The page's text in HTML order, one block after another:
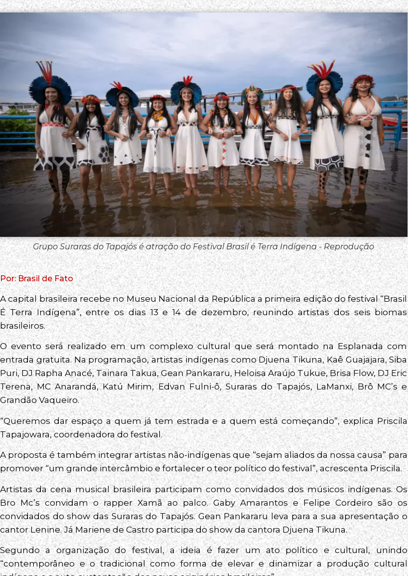
Grupo Suraras do Tapajós é atração do Festival Brasil é Terra Indígena - Reprodução
Por: Brasil de Fato
A capital brasileira recebe no Museu Nacional da República a primeira edição do festival “Brasil
É Terra Indígena”, entre os dias 13 e 14 de dezembro, reunindo artistas dos seis biomas
brasileiros.
O evento será realizado em um complexo cultural que será montado na Esplanada com
entrada gratuita. Na programação, artistas indígenas como Djuena Tikuna, Kaê Guajajara, Siba
Puri, DJ Rapha Anacé, Tainara Takua, Gean Pankararu, Heloisa Araújo Tukue, Brisa Flow, DJ Eric
Terena, MC Anarandá, Katú Mirim, Edvan Fulni-ô, Suraras do Tapajós, LaManxi, Brô MC’s e
Grandão Vaqueiro.
“Queremos dar espaço a quem já tem estrada e a quem está começando”, explica Priscila
Tapajowara, coordenadora do festival.
A proposta é também integrar artistas não-indígenas que “sejam aliados da nossa causa” para
promover “um grande intercâmbio e fortalecer o teor político do festival”, acrescenta Priscila.
Artistas da cena musical brasileira participam como convidados dos músicos indígenas. Os
Bro Mc’s convidam o rapper Xamã ao palco. Gaby Amarantos e Felipe Cordeiro são os
convidados do show das Suraras do Tapajós. Gean Pankararu leva para a sua apresentação o
cantor Lenine. Já Mariene de Castro participa do show da cantora Djuena Tikuna.
Segundo a organização do festival, a ideia é fazer um ato político e cultural, unindo
“contemporâneo e o tradicional como forma de elevar e dinamizar a produção cultural